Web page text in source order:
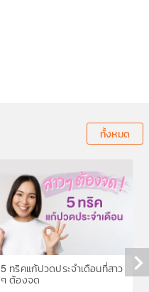
ทั้งหมด
5 ทริคแก้ปวดประจำเดือนที่สาว
ๆ ต้องจด